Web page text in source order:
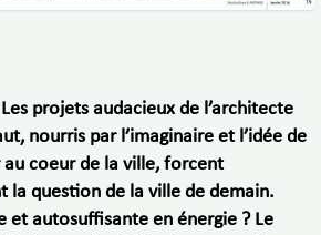
projets audacieux de l’architecte
nourris par l’imaginaire et l’idée de
au coeur de la ville, forcent
la question de la ville de demain.
et autosuffisante en énergie ? Le